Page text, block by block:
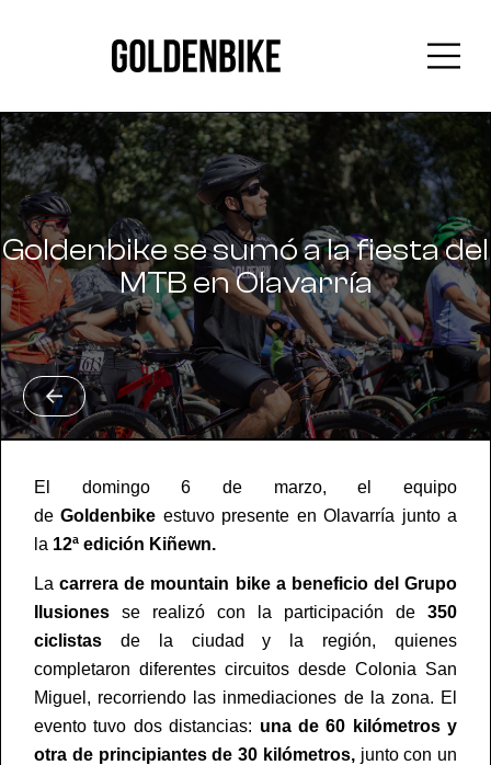
Goldenbike se sumó a la fiesta del
MTB en Olavarría
El domingo 6 de marzo, el equipo
deGoldenbike estuvo presente en Olavarría junto a
la 12ª edición Kiñewn.
Lacarrera de mountain bike a beneficio del Grupo
Ilusiones se realizó con la participación de 350
ciclistas de la ciudad y la región, quienes
completaron diferentes circuitos desde Colonia San
Miguel, recorriendo las inmediaciones de la zona. El
evento tuvo dos distancias: una de 60 kilómetros y
otra de principiantes de 30 kilómetros,junto con un